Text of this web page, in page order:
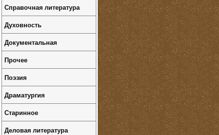
Справочная литература
Духовность
Документальная
Прочее
Поэзия
Драматургия
Старинное
Деловая литература